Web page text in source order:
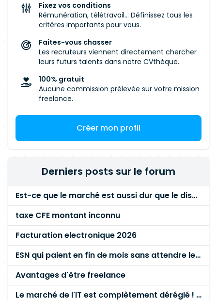
Fixez vos conditions
Rémunération, télétravail... Définissez tous les
critères importants pour vous.
Faites-vous chasser
Les recruteurs viennent directement chercher
leurs futurs talents dans notre CVthèque.
100% gratuit
Aucune commission prélevée sur votre mission
freelance.
Créer mon profil
Derniers posts sur le forum
Est-ce que le marché est aussi dur que le disent les commerciaux ?
taxe CFE montant inconnu
Facturation electronique 2026
ESN qui paient en fin de mois sans attendre le paiement client ?
Avantages d'être freelance
Le marché de l'IT est complètement déréglé ! STOP à cette mascarade ! Il faut s'unir et résister !